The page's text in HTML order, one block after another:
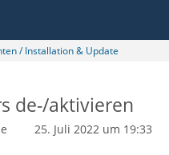
/ Installation & Update
de-/aktivieren
25. Juli 2022 um 19:33